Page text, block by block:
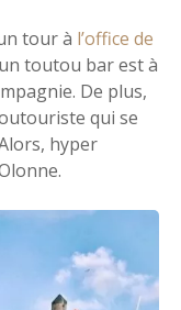
tour à l’office de
toutou bar est à
De plus,
qui se
hyper